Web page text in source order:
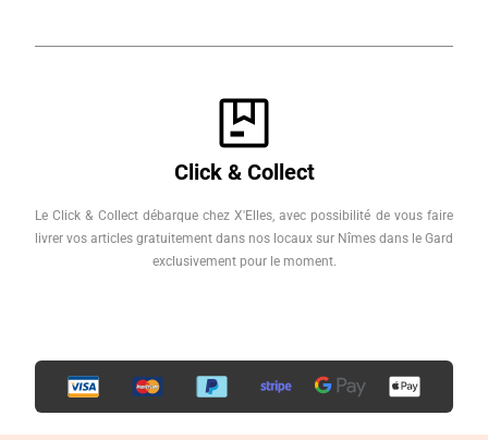
Click & Collect
Le Click & Collect débarque chez X'Elles, avec possibilité de vous faire
livrer vos articles gratuitement dans nos locaux sur Nîmes dans le Gard
exclusivement pour le moment.